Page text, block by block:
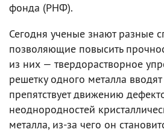
фонда (РНФ).
Сегодня ученые знают разные
позволяющие повысить
из них — твердорастворное
решетку одного металла
препятствует движению
неоднородностей
металла, из-за чего он